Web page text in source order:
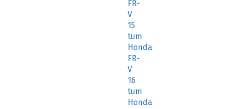
FR-
V
15
tum
Honda
FR-
V
16
tum
Honda